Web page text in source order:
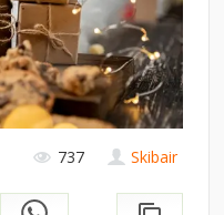
Skibair
737